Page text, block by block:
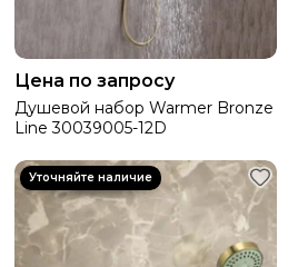
Цена по запросу
Душевой набор Warmer Bronze
Line 30039005-12D